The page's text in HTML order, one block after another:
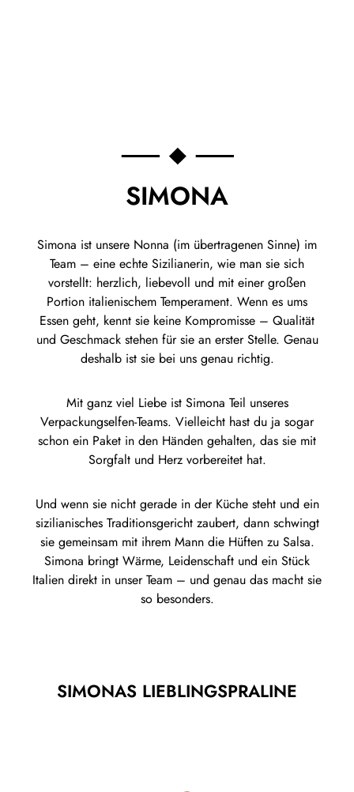
SIMONA
Simona ist unsere Nonna (im übertragenen Sinne) im
Team – eine echte Sizilianerin, wie man sie sich
vorstellt: herzlich, liebevoll und mit einer großen
Portion italienischem Temperament. Wenn es ums
Essen geht, kennt sie keine Kompromisse – Qualität
und Geschmack stehen für sie an erster Stelle. Genau
deshalb ist sie bei uns genau richtig.
Mit ganz viel Liebe ist Simona Teil unseres
Verpackungselfen-Teams. Vielleicht hast du ja sogar
schon ein Paket in den Händen gehalten, das sie mit
Sorgfalt und Herz vorbereitet hat.
Und wenn sie nicht gerade in der Küche steht und ein
sizilianisches Traditionsgericht zaubert, dann schwingt
sie gemeinsam mit ihrem Mann die Hüften zu Salsa.
Simona bringt Wärme, Leidenschaft und ein Stück
Italien direkt in unser Team – und genau das macht sie
so besonders.
SIMONAS LIEBLINGSPRALINE